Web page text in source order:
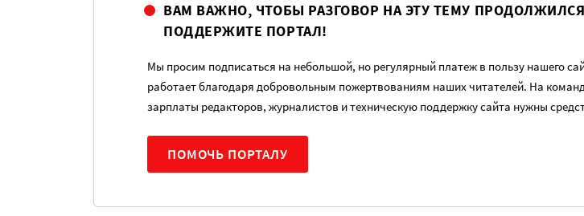
ВАМ ВАЖНО, ЧТОБЫ РАЗГОВОР НА ЭТУ ТЕМУ
ПОДДЕРЖИТЕ ПОРТАЛ!
Мы просим подписаться на небольшой, но регулярный платеж в пользу нашего
работает благодаря добровольным пожертвованиям наших читателей. На
зарплаты редакторов, журналистов и техническую поддержку сайта нужны
ПОМОЧЬ ПОРТАЛУ